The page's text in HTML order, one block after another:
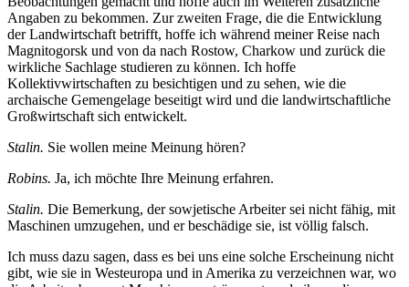
Angaben zu bekommen. Zur zweiten Frage, die die Entwicklung
der Landwirtschaft betrifft, hoffe ich während meiner Reise nach
Magnitogorsk und von da nach Rostow, Charkow und zurück die
wirkliche Sachlage studieren zu können. Ich hoffe
Kollektivwirtschaften zu besichtigen und zu sehen, wie die
archaische Gemengelage beseitigt wird und die landwirtschaftliche
Großwirtschaft sich entwickelt.
Stalin. Sie wollen meine Meinung hören?
Robins. Ja, ich möchte Ihre Meinung erfahren.
Stalin. Die Bemerkung, der sowjetische Arbeiter sei nicht fähig, mit
Maschinen umzugehen, und er beschädige sie, ist völlig falsch.
Ich muss dazu sagen, dass es bei uns eine solche Erscheinung nicht
gibt, wie sie in Westeuropa und in Amerika zu verzeichnen war, wo